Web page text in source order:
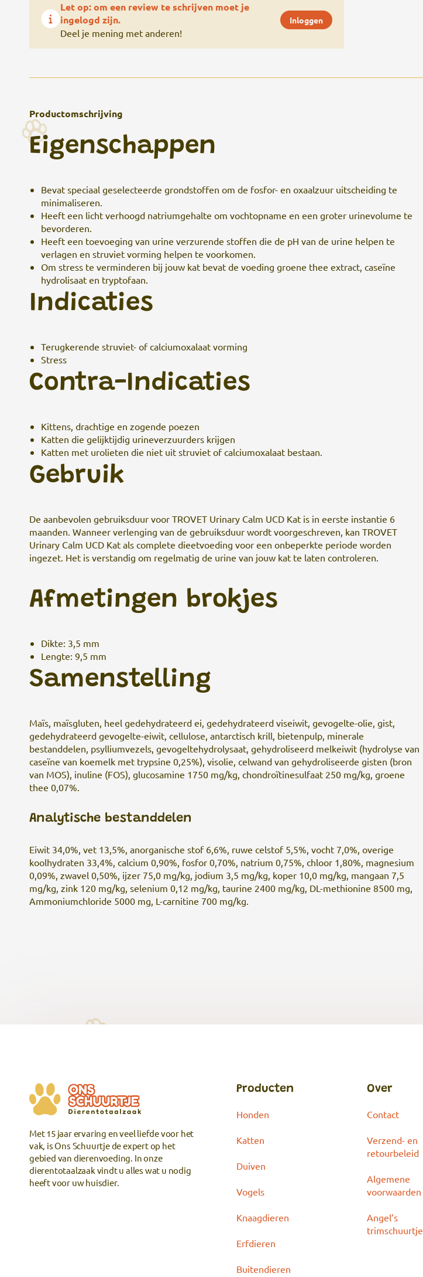
Let op: om een review te schrijven moet je
ingelogd zijn.
Deel je mening met anderen!
Inloggen
Productomschrijving
Eigenschappen
Bevat speciaal geselecteerde grondstoffen om de fosfor- en oxaalzuur uitscheiding te
minimaliseren.
Heeft een licht verhoogd natriumgehalte om vochtopname en een groter urinevolume te
bevorderen.
Heeft een toevoeging van urine verzurende stoffen die de pH van de urine helpen te
verlagen en struviet vorming helpen te voorkomen.
Om stress te verminderen bij jouw kat bevat de voeding groene thee extract, caseïne
hydrolisaat en tryptofaan.
Indicaties
Terugkerende struviet- of calciumoxalaat vorming
Stress
Contra-Indicaties
Kittens, drachtige en zogende poezen
Katten die gelijktijdig urineverzuurders krijgen
Katten met urolieten die niet uit struviet of calciumoxalaat bestaan.
Gebruik
De aanbevolen gebruiksduur voor TROVET Urinary Calm UCD Kat is in eerste instantie 6
maanden. Wanneer verlenging van de gebruiksduur wordt voorgeschreven, kan TROVET
Urinary Calm UCD Kat als complete dieetvoeding voor een onbeperkte periode worden
ingezet. Het is verstandig om regelmatig de urine van jouw kat te laten controleren.
Afmetingen brokjes
Dikte: 3,5 mm
Lengte: 9,5 mm
Samenstelling
Maïs, maïsgluten, heel gedehydrateerd ei, gedehydrateerd viseiwit, gevogelte-olie, gist,
gedehydrateerd gevogelte-eiwit, cellulose, antarctisch krill, bietenpulp, minerale
bestanddelen, psylliumvezels, gevogeltehydrolysaat, gehydroliseerd melkeiwit (hydrolyse van
caseïne van koemelk met trypsine 0,25%), visolie, celwand van gehydroliseerde gisten (bron
van MOS), inuline (FOS), glucosamine 1750 mg/kg, chondroïtinesulfaat 250 mg/kg, groene
thee 0,07%.
Analytische bestanddelen
Eiwit 34,0%, vet 13,5%, anorganische stof 6,6%, ruwe celstof 5,5%, vocht 7,0%, overige
koolhydraten 33,4%, calcium 0,90%, fosfor 0,70%, natrium 0,75%, chloor 1,80%, magnesium
0,09%, zwavel 0,50%, ijzer 75,0 mg/kg, jodium 3,5 mg/kg, koper 10,0 mg/kg, mangaan 7,5
mg/kg, zink 120 mg/kg, selenium 0,12 mg/kg, taurine 2400 mg/kg, DL-methionine 8500 mg,
Ammoniumchloride 5000 mg, L-carnitine 700 mg/kg.
Met 15 jaar ervaring en veel liefde voor het
vak, is Ons Schuurtje de expert op het
gebied van dierenvoeding. In onze
dierentotaalzaak vindt u alles wat u nodig
heeft voor uw huisdier.
Producten
Honden
Katten
Duiven
Vogels
Knaagdieren
Erfdieren
Buitendieren
Over
Contact
Verzend- en
retourbeleid
Algemene
voorwaarden
Angel’s
trimschuurtje